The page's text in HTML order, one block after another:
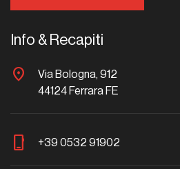
Info & Recapiti
location_on
Via Bologna, 912
44124 Ferrara FE
phone_iphone +39 0532 91902